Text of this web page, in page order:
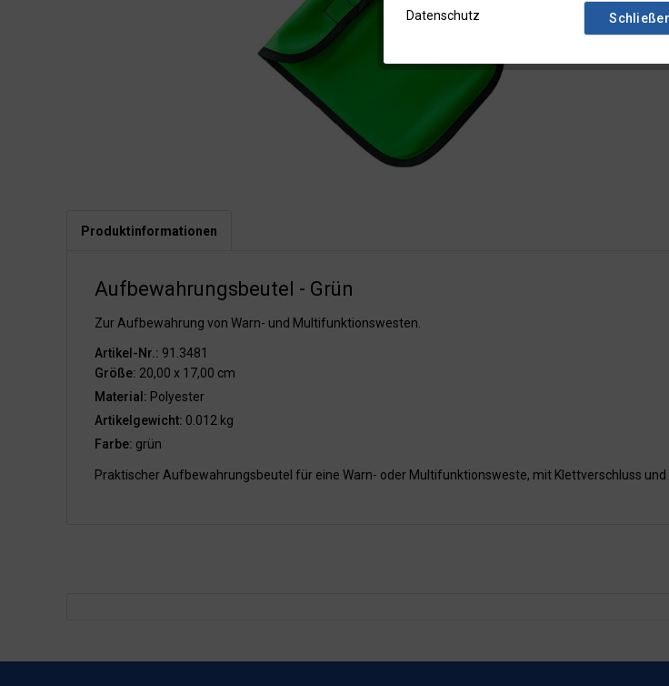
Produktinformationen
Aufbewahrungsbeutel - Grün
Zur Aufbewahrung von Warn- und Multifunktionswesten.
Artikel-Nr.: 91.3481
Größe: 20,00 x 17,00 cm
Material: Polyester
Artikelgewicht: 0.012 kg
Farbe: grün
Praktischer Aufbewahrungsbeutel für eine Warn- oder Multifunktionsweste, mit Klettverschluss und
Datenschutz